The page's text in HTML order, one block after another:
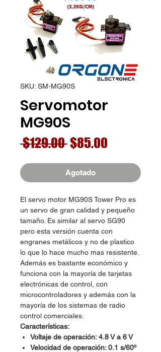
SKU: SM-MG90S
Servomotor
MG90S
$129.00 Precio
$85.00
oferta
Agotado
El servo motor MG90S Tower Pro es
un servo de gran calidad y pequeño
tamaño. Es similar al servo SG90
pero esta versión cuenta con
engranes metálicos y no de plastico
lo que lo hace mucho mas resistente.
Además es bastante económico y
funciona con la mayoría de tarjetas
electrónicas de control, con
microcontroladores y además con la
mayoría de los sistemas de radio
control comerciales.
Características:
Voltaje de operación: 4.8 V a 6 V
Velocidad de operación: 0.1 s/60º